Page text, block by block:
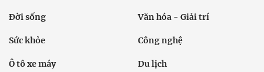
Đời sống Văn hóa - Giải trí
Sức khỏe Công nghệ
Ô tô xe máy Du lịch